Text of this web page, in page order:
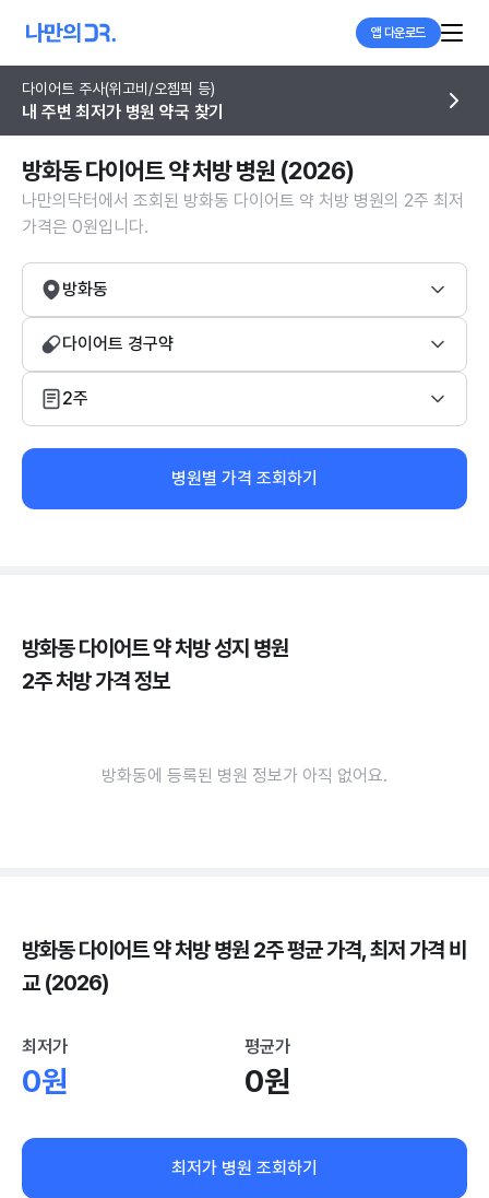
앱 다운로드
다이어트 주사(위고비/오젬픽 등)
내 주변 최저가 병원 약국 찾기
방화동 다이어트 약 처방 병원 (2026)
나만의닥터에서 조회된 방화동 다이어트 약 처방 병원의 2주 최저
가격은 0원입니다.
방화동
다이어트 경구약
2주
병원별 가격 조회하기
방화동 다이어트 약 처방 성지 병원
2주 처방 가격 정보
방화동에 등록된 병원 정보가 아직 없어요.
방화동 다이어트 약 처방 병원 2주 평균 가격, 최저 가격 비
교 (2026)
최저가
0원
평균가
0원
최저가 병원 조회하기